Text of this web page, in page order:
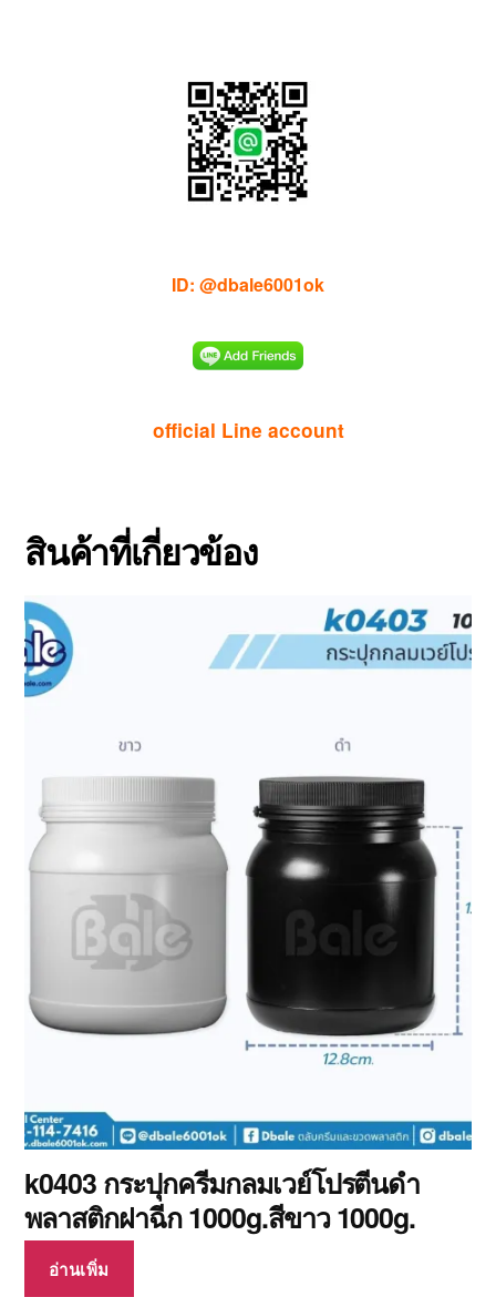
ID: @dbale6001ok
official Line account
สินค้าที่เกี่ยวข้อง
k0403 กระปุกครีมกลมเวย์โปรตีนดำ
พลาสติกฝาฉีก 1000g.สีขาว 1000g.
อ่านเพิ่ม